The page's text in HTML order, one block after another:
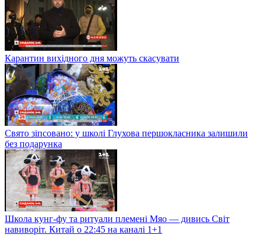
Карантин вихідного дня можуть скасувати
Свято зіпсовано: у школі Глухова першокласника залишили
без подарунка
Школа кунг-фу та ритуали племені Мяо — дивись Світ
навиворіт. Китай о 22:45 на каналі 1+1